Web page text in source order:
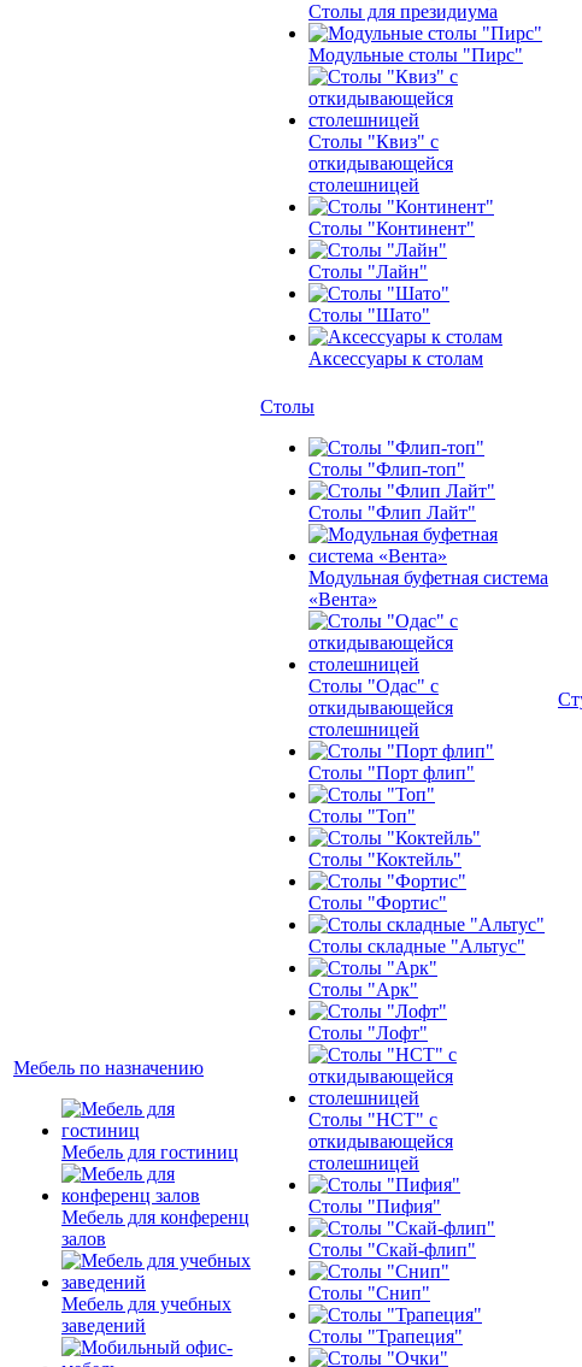
Столы для президиума
Модульные столы "Пирс"
Столы "Квиз" с
откидывающейся
столешницей
Столы "Континент"
Столы "Лайн"
Столы "Шато"
Аксессуары к столам
Мебель по назначению
Мебель для гостиниц
Мебель для конференц
залов
Мебель для учебных
заведений
Столы
Столы "Флип-топ"
Столы "Флип Лайт"
Модульная буфетная система
«Вента»
Столы "Одас" с
откидывающейся
столешницей
Столы "Порт флип"
Столы "Топ"
Столы "Коктейль"
Столы "Фортис"
Столы складные "Альтус"
Столы "Арк"
Столы "Лофт"
Столы "НСТ" с
откидывающейся
столешницей
Столы "Пифия"
Столы "Скай-флип"
Столы "Снип"
Столы "Трапеция"